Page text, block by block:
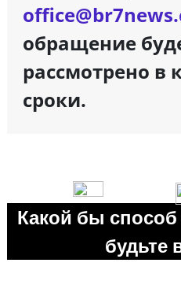
обращение
рассмотрено в
сроки.
Какой бы
будьте